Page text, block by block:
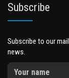
Subscribe
Subscribe to our
news.